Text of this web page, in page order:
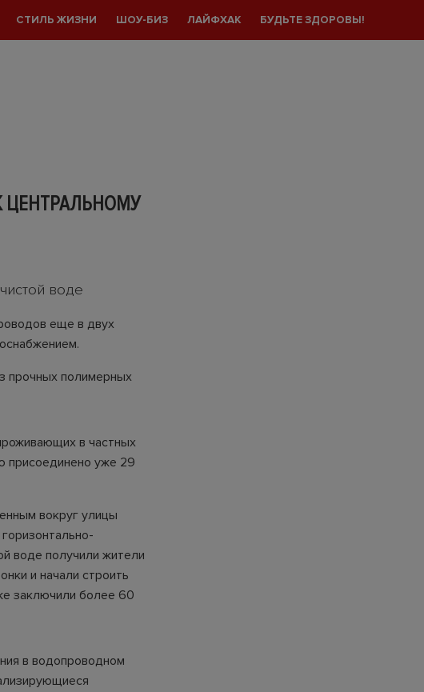
СТИЛЬ ЖИЗНИ ШОУ-БИЗ ЛАЙФХАК БУДЬТЕ ЗДОРОВЫ!
воде
еще в двух
прочных полимерных
в частных
присоединено уже 29
вокруг улицы
воде получили жители
и начали строить
заключили более 60
в водопроводном